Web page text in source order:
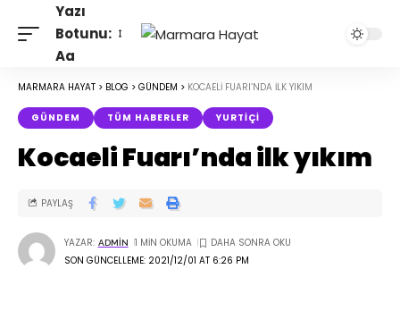
Yazı
Botunu:
Aa
MARMARA HAYAT > BLOG > GÜNDEM > KOCAELI FUARI’NDA ILK YIKIM
GÜNDEM TÜM HABERLER YURTIÇI
Kocaeli Fuarı’nda ilk yıkım
SON GÜNCELLEME: 2021/12/01 AT 6:26 PM
YAZAR: ADMIN 1 MIN OKUMA
PAYLAŞ